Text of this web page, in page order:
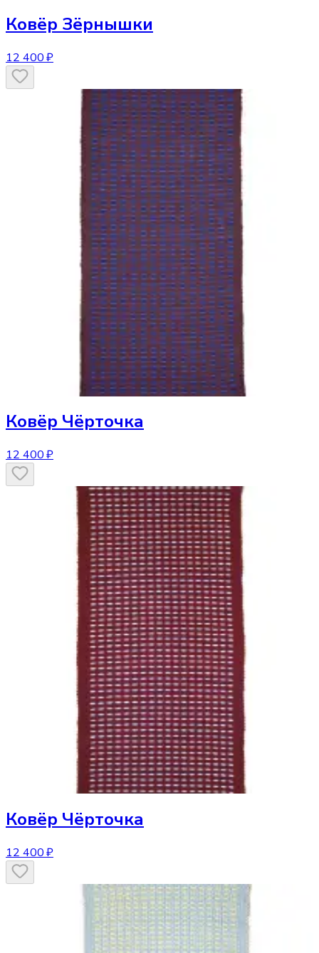
Ковёр Зёрнышки
12 400 ₽
Ковёр Чёрточка
12 400 ₽
Ковёр Чёрточка
12 400 ₽